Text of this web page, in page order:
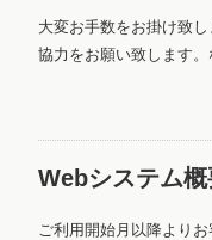
大変お手数をお掛け致
協力をお願い致します
Webシステム概
ご利用開始月以降より